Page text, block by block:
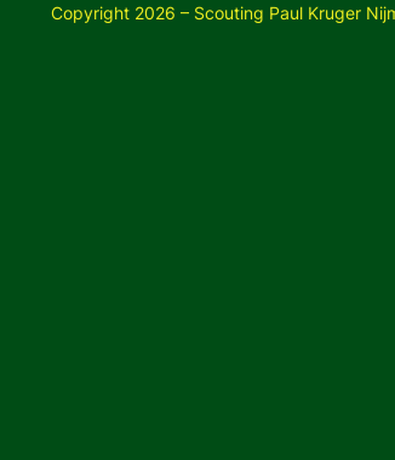
Copyright 2026 – Scouting Paul Kruger